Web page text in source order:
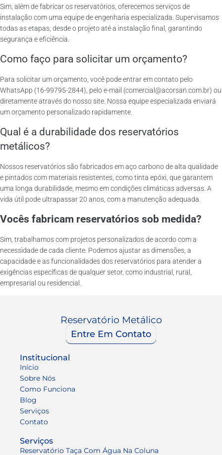
Sim, além de fabricar os reservatórios, oferecemos serviços de
instalação com uma equipe de engenharia especializada. Supervisamos
todas as etapas, desde o projeto até a instalação final, garantindo
segurança e eficiência.
Como faço para solicitar um orçamento?
Para solicitar um orçamento, você pode entrar em contato pelo
WhatsApp (16-99795-2844), pelo e-mail (comercial@acorsan.com.br) ou
diretamente através do nosso site. Nossa equipe especializada enviará
um orçamento personalizado rapidamente.
Qual é a durabilidade dos reservatórios
metálicos?
Nossos reservatórios são fabricados em aço carbono de alta qualidade
e pintados com materiais resistentes, como tinta epóxi, que garantem
uma longa durabilidade, mesmo em condições climáticas adversas. A
vida útil pode ultrapassar 20 anos, com a manutenção adequada.
Vocês fabricam reservatórios sob medida?
Sim, trabalhamos com projetos personalizados de acordo com a
necessidade de cada cliente. Podemos ajustar as dimensões, a
capacidade e as funcionalidades dos reservatórios para atender a
exigências específicas de qualquer setor, como industrial, rural,
empresarial ou residencial.
Reservatório Metálico
Entre Em Contato
Institucional
Início
Sobre Nós
Como Funciona
Blog
Serviços
Contato
Serviços
Reservatório Taça Com Água Na Coluna